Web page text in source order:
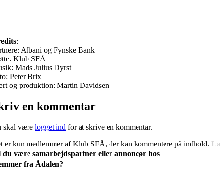
:
Albani og Fynske Bank
Klub SFÅ
Mads Julius Dyrst
Peter Brix
og produktion: Martin Davidsen
en kommentar
skal værelogget ind for at skrive en kommentar.
er kun medlemmer af Klub SFÅ, der kan kommentere på indhold.
du være samarbejdspartner eller annoncør hos
fra Ådalen?